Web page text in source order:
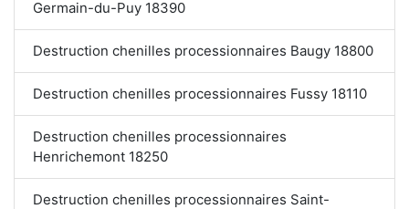
Germain-du-Puy 18390
Destruction chenilles processionnaires Baugy 18800
Destruction chenilles processionnaires Fussy 18110
Destruction chenilles processionnaires
Henrichemont 18250
Destruction chenilles processionnaires Saint-